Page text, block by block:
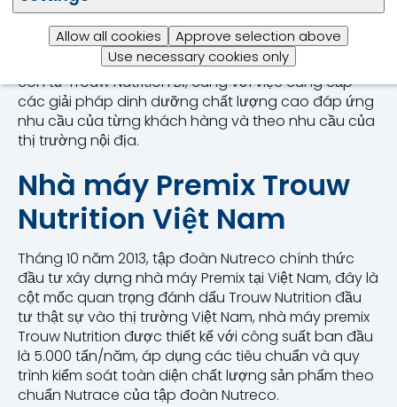
Allow all cookies
Approve selection above
Use necessary cookies only
các công ty trực thuộc tập đoàn Nutreco, giới thiệu
các ngành hàng: phụ gia thức ăn chăn nuôi từ
Selko, nguyên liệu sữa và sữa thay thế cao cấp
Sloten, nguyên liệu thức ăn chuyên biệt cho heo
con từ Trouw Nutrition Bỉ, cùng với việc cung cấp
các giải pháp dinh dưỡng chất lượng cao đáp ứng
nhu cầu của từng khách hàng và theo nhu cầu của
thị trường nội địa.
Nhà máy Premix Trouw
Nutrition Việt Nam
Tháng 10 năm 2013, tập đoàn Nutreco chính thức
đầu tư xây dựng nhà máy Premix tại Việt Nam, đây là
cột mốc quan trọng đánh dấu Trouw Nutrition đầu
tư thật sự vào thị trường Việt Nam, nhà máy premix
Trouw Nutrition được thiết kế với công suất ban đầu
là 5.000 tấn/năm, áp dụng các tiêu chuẩn và quy
trình kiểm soát toàn diện chất lượng sản phẩm theo
chuẩn Nutrace của tập đoàn Nutreco.